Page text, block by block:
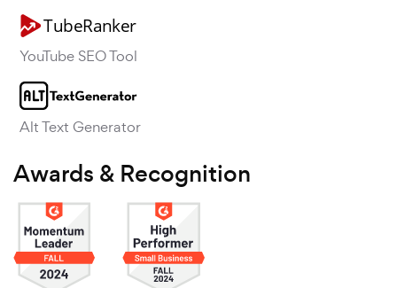
YouTube SEO Tool
Alt Text Generator
Awards & Recognition